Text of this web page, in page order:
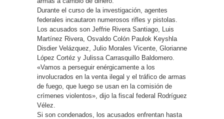
Durante el curso de la investigación, agentes
federales incautaron numerosos rifles y pistolas.
Los acusados son Jeffrie Rivera Santiago, Luis
Martínez Rivera, Osvaldo Colón Paulok Keyshla
Disdier Velázquez, Julio Morales Vicente, Glorianne
López Cortéz y Julissa Carrasquillo Baldomero.
«Vamos a perseguir enérgicamente a los
involucrados en la venta ilegal y el tráfico de armas
de fuego, que luego se usan en la comisión de
crímenes violentos», dijo la fiscal federal Rodríguez
Vélez.
Si son condenados, los acusados enfrentan hasta